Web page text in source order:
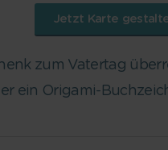
Jetzt Karte
zum Vatertag
ein Origami-